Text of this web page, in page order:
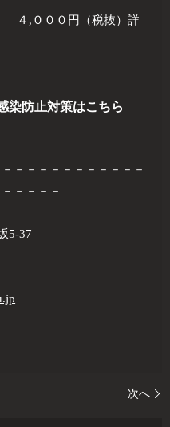
,０００円（税抜）詳
染防止対策はこちら
－－－－－－－－－－－
－－－－
5-37
次へ